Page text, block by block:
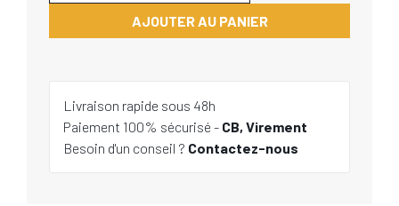
AJOUTER AU PANIER
Livraison rapide sous 48h
Paiement 100% sécurisé - CB, Virement
Besoin d'un conseil ? Contactez-nous